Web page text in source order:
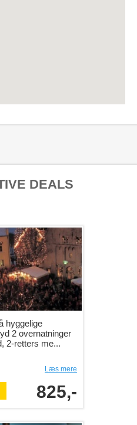
DEALS
hyggelige
2 overnatninger
2-retters me...
Læs mere
825,-